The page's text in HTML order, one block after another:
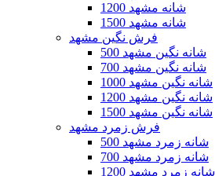
1200 شانه مشهد
1500 شانه مشهد
فرش نگین مشهد
500 شانه نگین مشهد
700 شانه نگین مشهد
1000 شانه نگین مشهد
1200 شانه نگین مشهد
1500 شانه نگین مشهد
فرش زمرد مشهد
500 شانه زمرد مشهد
700 شانه زمرد مشهد
1200 شانه زمرد مشهد